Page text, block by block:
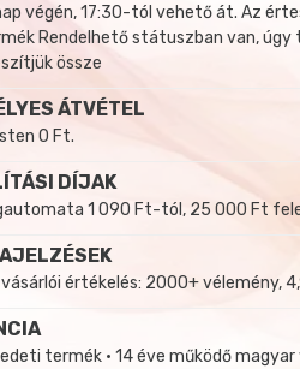
végén, 17:30-tól vehető át. Az
Rendelhető státuszban van,
össze
ÁTVÉTEL
0 Ft.
DÍJAK
1 090 Ft-tól, 25 000 Ft
vásárlói értékelés: 2000+ vélemény,
termék • 14 éve működő